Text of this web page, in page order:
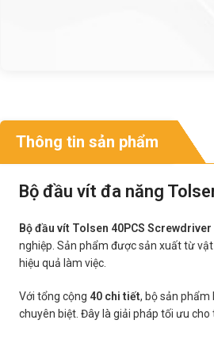
Thông tin sản phẩm
Bộ đầu vít đa năng
Bộ đầu vít Tolsen 40PCS
nghiệp. Sản phẩm được sản xuất từ
hiệu quả làm việc.
Với tổng cộng 40 chi tiết, bộ sản phẩm
chuyên biệt. Đây là giải pháp tối ưu